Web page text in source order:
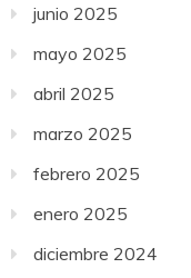
junio 2025
mayo 2025
abril 2025
marzo 2025
febrero 2025
enero 2025
diciembre 2024